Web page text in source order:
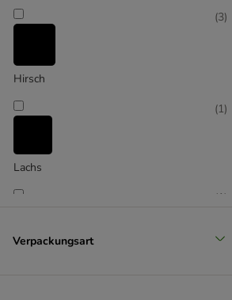
Rosie's Farm
Terra Canis
Trixie
Whimzees
Hirsch
(3)
Lachs
(1)
(1 )
Verpackungsart